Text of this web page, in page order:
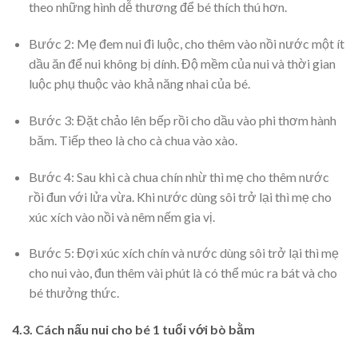
theo những hình dễ thương để bé thích thú hơn.
Bước 2: Mẹ đem nui đi luộc, cho thêm vào nồi nước một ít
dầu ăn để nui không bị dính. Độ mềm của nui và thời gian
luộc phụ thuộc vào khả năng nhai của bé.
Bước 3: Đặt chảo lên bếp rồi cho dầu vào phi thơm hành
băm. Tiếp theo là cho cà chua vào xào.
Bước 4: Sau khi cà chua chín nhừ thì mẹ cho thêm nước
rồi đun với lửa vừa. Khi nước dùng sôi trở lại thì mẹ cho
xúc xích vào nồi và nêm nếm gia vị.
Bước 5: Đợi xúc xích chín và nước dùng sôi trở lại thì mẹ
cho nui vào, đun thêm vài phút là có thể múc ra bát và cho
bé thưởng thức.
4.3. Cách nấu nui cho bé 1 tuổi với bò bằm